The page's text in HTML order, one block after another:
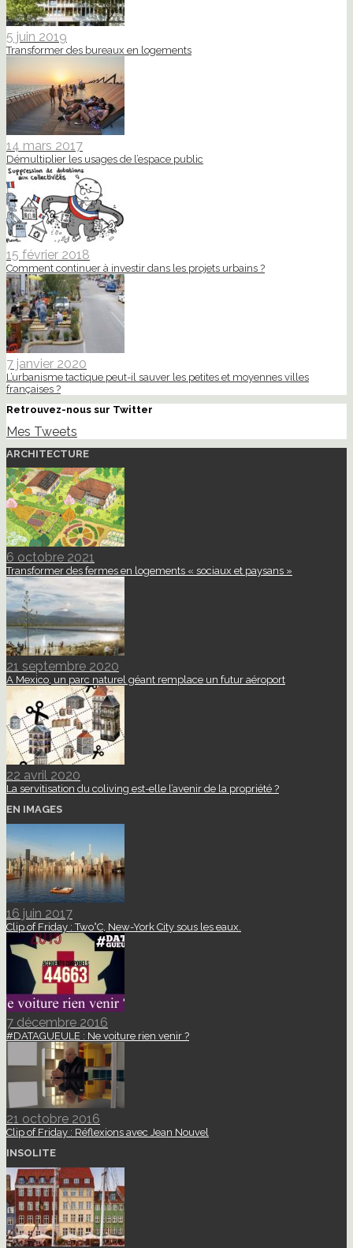
5 juin 2019
Transformer des bureaux en logements
14 mars 2017
Démultiplier les usages de l’espace public
15 février 2018
Comment continuer à investir dans les projets urbains ?
7 janvier 2020
L’urbanisme tactique peut-il sauver les petites et moyennes villes
françaises ?
Retrouvez-nous sur Twitter
Mes Tweets
ARCHITECTURE
6 octobre 2021
Transformer des fermes en logements « sociaux et paysans »
21 septembre 2020
A Mexico, un parc naturel géant remplace un futur aéroport
22 avril 2020
La servitisation du coliving est-elle l’avenir de la propriété ?
EN IMAGES
16 juin 2017
Clip of Friday : Two°C, New-York City sous les eaux.
7 décembre 2016
#DATAGUEULE : Ne voiture rien venir ?
21 octobre 2016
Clip of Friday : Réflexions avec Jean Nouvel
INSOLITE